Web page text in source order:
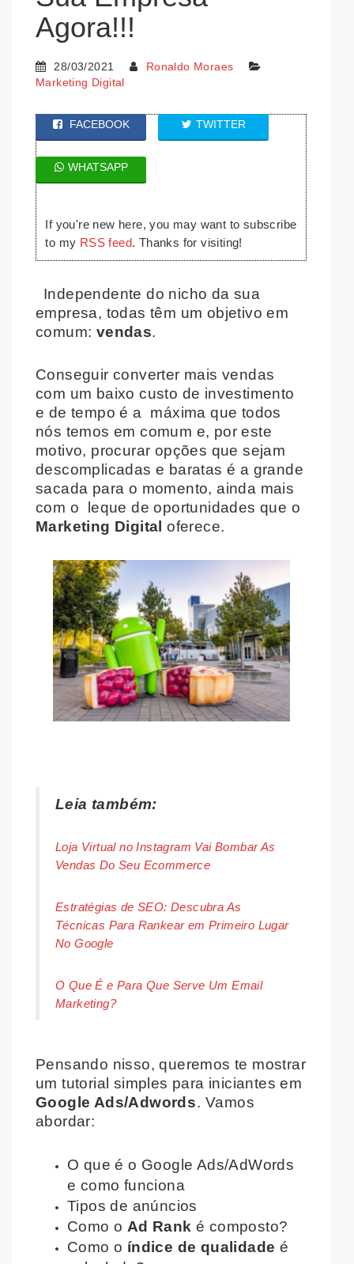
Agora!!!
28/03/2021
Ronaldo Moraes
Marketing Digital
FACEBOOK TWITTER
WHATSAPP
If you're new here, you may want to subscribe
to my RSS feed. Thanks for visiting!
Independente do nicho da sua
empresa, todas têm um objetivo em
comum: vendas.
Conseguir converter mais vendas
com um baixo custo de investimento
e de tempo é a máxima que todos
nós temos em comum e, por este
motivo, procurar opções que sejam
descomplicadas e baratas é a grande
sacada para o momento, ainda mais
com o leque de oportunidades que o
Marketing Digital oferece.
Leia também:
Loja Virtual no Instagram Vai Bombar As
Vendas Do Seu Ecommerce
Estratégias de SEO: Descubra As
Técnicas Para Rankear em Primeiro Lugar
No Google
O Que É e Para Que Serve Um Email
Marketing?
Pensando nisso, queremos te mostrar
um tutorial simples para iniciantes em
Google Ads/Adwords. Vamos
abordar:
O que é o Google Ads/AdWords
e como funciona
Tipos de anúncios
Como o Ad Rank é composto?
Como o índice de qualidade é